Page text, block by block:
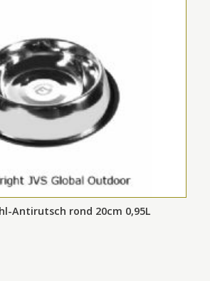
Antirutsch rond 20cm 0,95L